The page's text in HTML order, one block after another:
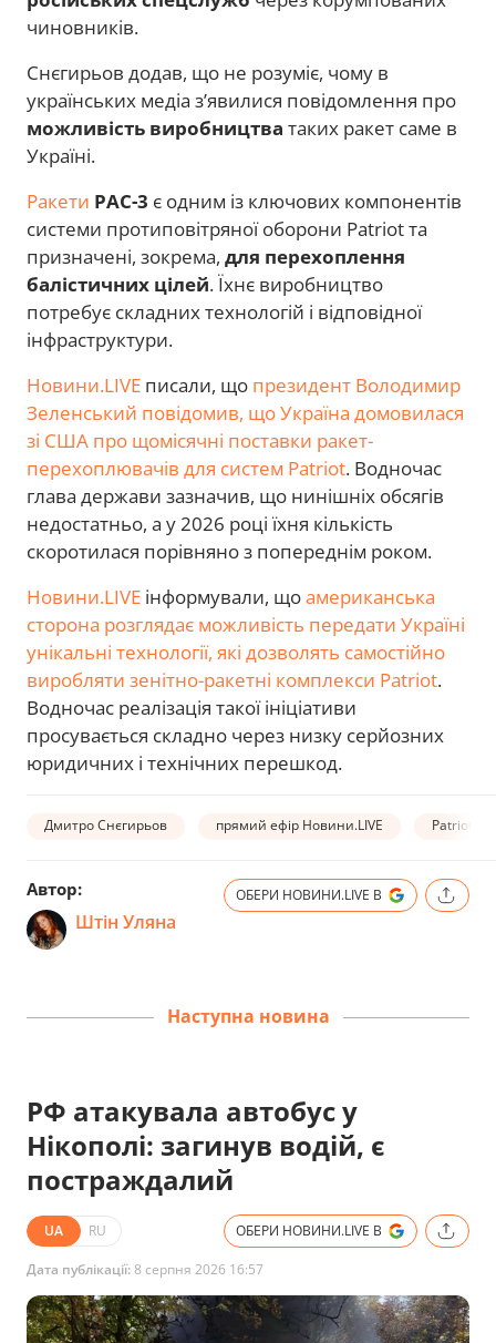
чиновників.
Снєгирьов додав, що не розуміє, чому в
українських медіа з’явилися повідомлення про
можливість виробництва таких ракет саме в
Україні.
Ракети PAC-3 є одним із ключових компонентів
системи протиповітряної оборони Patriot та
призначені, зокрема, для перехоплення
балістичних цілей. Їхнє виробництво
потребує складних технологій і відповідної
інфраструктури.
Новини.LIVE писали, що президент Володимир
Зеленський повідомив, що Україна домовилася
зі США про щомісячні поставки ракет-
перехоплювачів для систем Patriot. Водночас
глава держави зазначив, що нинішніх обсягів
недостатньо, а у 2026 році їхня кількість
скоротилася порівняно з попереднім роком.
Новини.LIVE інформували, щоамериканська
сторона розглядає можливість передати Україні
унікальні технології, які дозволять самостійно
виробляти зенітно-ракетні комплекси Patriot.
Водночас реалізація такої ініціативи
просувається складно через низку серйозних
юридичних і технічних перешкод.
Дмитро Снєгирьов прямий ефір Новини.LIVE Patriot
Автор:
Штін Уляна
ОБЕРИ НОВИНИ.LIVE В
Наступна новина
РФ атакувала автобус у
Нікополі: загинув водій, є
постраждалий
UA RU ОБЕРИ НОВИНИ.LIVE В
Дата публікації:8 серпня 2026 16:57